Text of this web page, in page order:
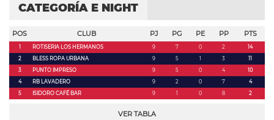
CATEGORÍA E NIGHT
POS CLUB PJ PG PE PP PTS
1 ROTISERIA LOS HERMANOS 9 7 0 2
14
2
BLESS ROPA URBANA 9 5 1 3
11
3
PUNTO IMPRESO 9 5 0 4
10
4
RB LAVADERO 9 2 0 7
4
5
ISIDORO CAFÉ BAR 9 1 0 8 2
VER TABLA